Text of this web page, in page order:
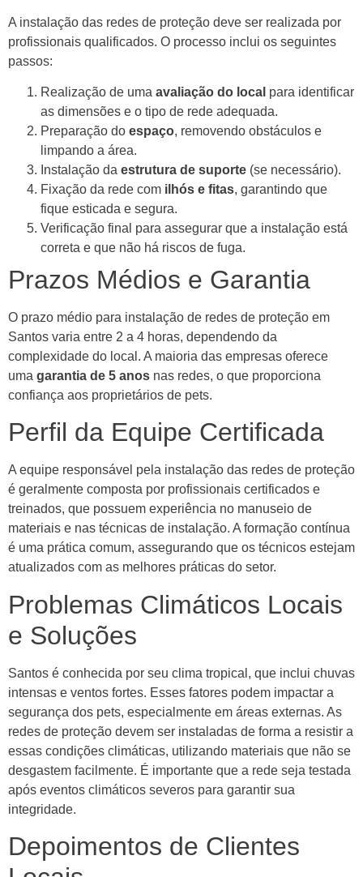
A instalação das redes de proteção deve ser realizada por
profissionais qualificados. O processo inclui os seguintes
passos:
Realização de uma avaliação do local para identificar
as dimensões e o tipo de rede adequada.
Preparação do espaço, removendo obstáculos e
limpando a área.
Instalação da estrutura de suporte (se necessário).
Fixação da rede com ilhós e fitas, garantindo que
fique esticada e segura.
Verificação final para assegurar que a instalação está
correta e que não há riscos de fuga.
Prazos Médios e Garantia
O prazo médio para instalação de redes de proteção em
Santos varia entre 2 a 4 horas, dependendo da
complexidade do local. A maioria das empresas oferece
uma garantia de 5 anos nas redes, o que proporciona
confiança aos proprietários de pets.
Perfil da Equipe Certificada
A equipe responsável pela instalação das redes de proteção
é geralmente composta por profissionais certificados e
treinados, que possuem experiência no manuseio de
materiais e nas técnicas de instalação. A formação contínua
é uma prática comum, assegurando que os técnicos estejam
atualizados com as melhores práticas do setor.
Problemas Climáticos Locais
e Soluções
Santos é conhecida por seu clima tropical, que inclui chuvas
intensas e ventos fortes. Esses fatores podem impactar a
segurança dos pets, especialmente em áreas externas. As
redes de proteção devem ser instaladas de forma a resistir a
essas condições climáticas, utilizando materiais que não se
desgastem facilmente. É importante que a rede seja testada
após eventos climáticos severos para garantir sua
integridade.
Depoimentos de Clientes